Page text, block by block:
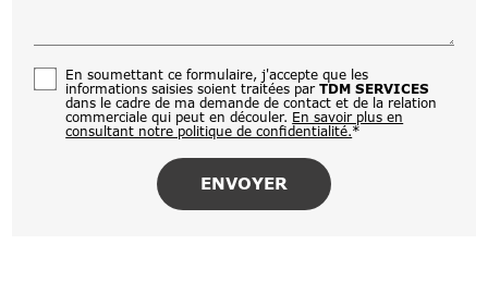
En soumettant ce formulaire, j'accepte que les
informations saisies soient traitées parTDM SERVICES
dans le cadre de ma demande de contact et de la relation
commerciale qui peut en découler. En savoir plus en
consultant notre politique de confidentialité.*